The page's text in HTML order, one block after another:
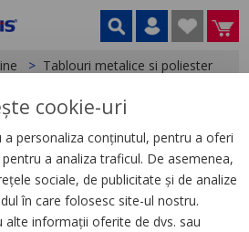
Tablouri metalice si poliester
tablouri
1000 m3/h,
cookie-uri
personaliza conținutul, pentru a oferi
a analiza traficul. De asemenea,
sociale, de publicitate și de analize
în care folosesc site-ul nostru.
alte informații oferite de dvs. sau